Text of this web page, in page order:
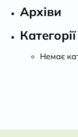
Архіви
Категорії
Немає